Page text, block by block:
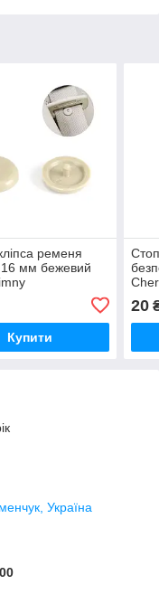
ременя
16 мм бежевий
Купити
20
Україна